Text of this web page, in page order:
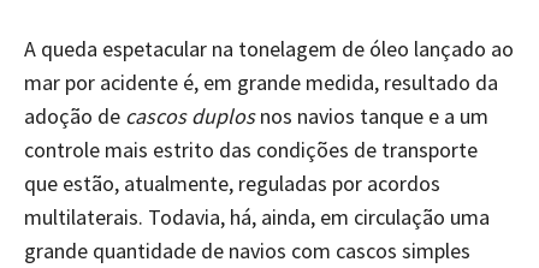
A queda espetacular na tonelagem de óleo lançado ao
mar por acidente é, em grande medida, resultado da
adoção de cascos duplosnos navios tanque e a um
controle mais estrito das condições de transporte
que estão, atualmente, reguladas por acordos
multilaterais. Todavia, há, ainda, em circulação uma
grande quantidade de navios com cascos simples